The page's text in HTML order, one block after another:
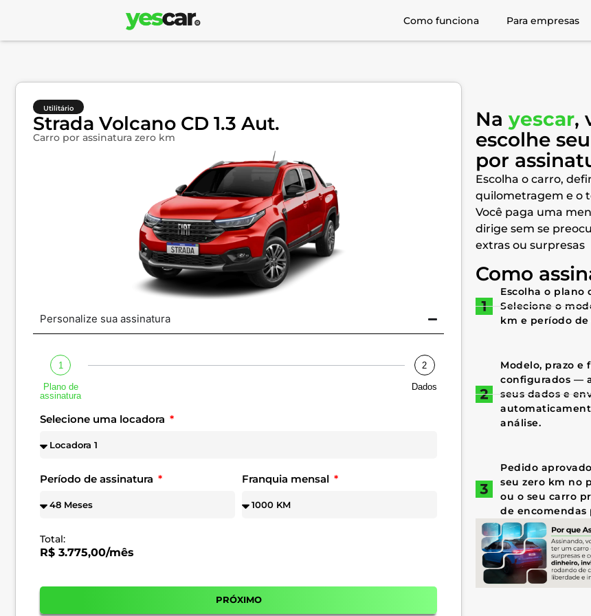
Como funciona Para empresas
Utilitário
Strada Volcano CD 1.3 Aut.
Carro por assinatura zero km
Personalize sua assinatura
1
Plano de
assinatura
2
Dados
Selecione uma locadora
Período de assinatura Franquia mensal
Total:
R$ 3.775,00/mês
PRÓXIMO
Na yescar,
escolhe
por
Escolha o carro,
quilometragem e o
Você paga uma
dirige sem se
extras ou surpresas
Como
Escolha o plano
Selecione o
km e período
Modelo, prazo e
configurados —
seus dados e
análise.
Pedido
seu zero km no
ou o seu carro
de encomendas